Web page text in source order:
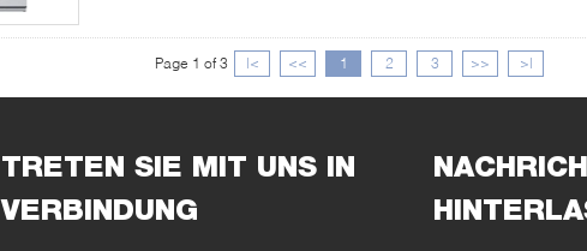
Page 1 of 3 |< << 1 2 3 >> >|
TRETEN SIE MIT UNS IN
VERBINDUNG